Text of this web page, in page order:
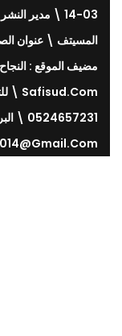
03-14 \ مدير